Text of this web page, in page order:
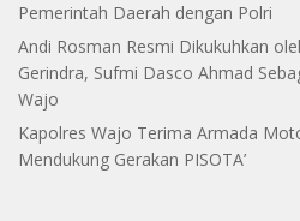
Pemerintah Daerah dengan Polri
Andi Rosman Resmi Dikukuhkan
Gerindra, Sufmi Dasco Ahmad
Wajo
Kapolres Wajo Terima Armada
Mendukung Gerakan PISOTA’